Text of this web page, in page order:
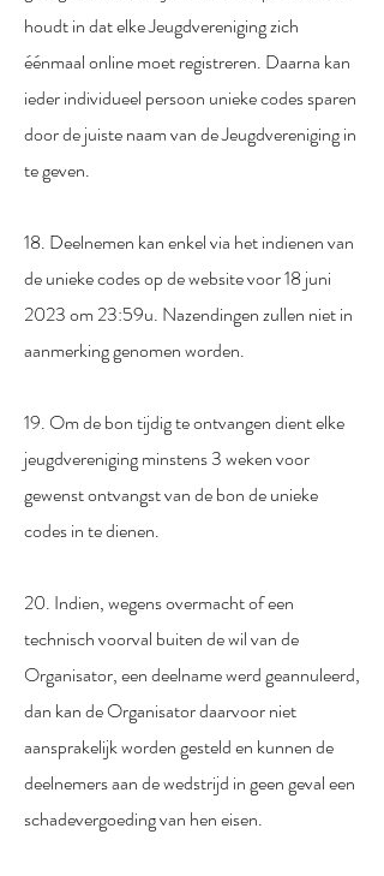
houdt in dat elke Jeugdvereniging zich
éénmaal online moet registreren. Daarna kan
ieder individueel persoon unieke codes sparen
door de juiste naam van de Jeugdvereniging in
te geven.
18. Deelnemen kan enkel via het indienen van
de unieke codes op de website voor 18 juni
2023 om 23:59u. Nazendingen zullen niet in
aanmerking genomen worden.
19. Om de bon tijdig te ontvangen dient elke
jeugdvereniging minstens 3 weken voor
gewenst ontvangst van de bon de unieke
codes in te dienen.
20. Indien, wegens overmacht of een
technisch voorval buiten de wil van de
Organisator, een deelname werd geannuleerd,
dan kan de Organisator daarvoor niet
aansprakelijk worden gesteld en kunnen de
deelnemers aan de wedstrijd in geen geval een
schadevergoeding van hen eisen.